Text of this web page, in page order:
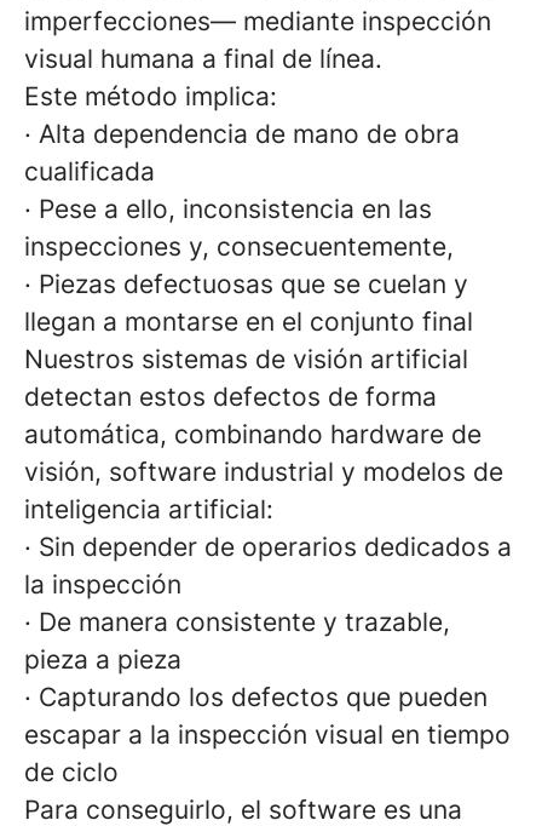
imperfecciones— mediante inspección
visual humana a final de línea.
Este método implica:
· Alta dependencia de mano de obra
cualificada
· Pese a ello, inconsistencia en las
inspecciones y, consecuentemente,
· Piezas defectuosas que se cuelan y
llegan a montarse en el conjunto final
Nuestros sistemas de visión artificial
detectan estos defectos de forma
automática, combinando hardware de
visión, software industrial y modelos de
inteligencia artificial:
· Sin depender de operarios dedicados a
la inspección
· De manera consistente y trazable,
pieza a pieza
· Capturando los defectos que pueden
escapar a la inspección visual en tiempo
de ciclo
Para conseguirlo, el software es una